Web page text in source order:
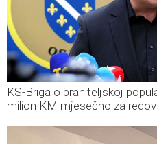
KS-Briga o braniteljskoj
milion KM mjesečno za